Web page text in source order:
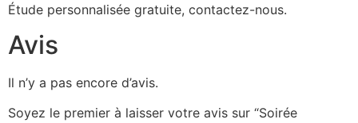
Étude personnalisée gratuite, contactez-nous.
Avis
Il n’y a pas encore d’avis.
Soyez le premier à laisser votre avis sur “Soirée